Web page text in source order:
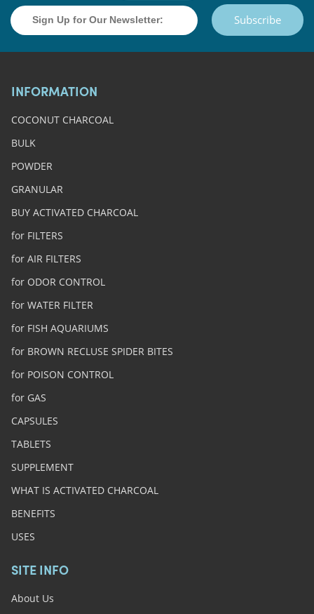
Subscribe
INFORMATION
COCONUT CHARCOAL
BULK
POWDER
GRANULAR
BUY ACTIVATED CHARCOAL
for FILTERS
for AIR FILTERS
for ODOR CONTROL
for WATER FILTER
for FISH AQUARIUMS
for BROWN RECLUSE SPIDER BITES
for POISON CONTROL
for GAS
CAPSULES
TABLETS
SUPPLEMENT
WHAT IS ACTIVATED CHARCOAL
BENEFITS
USES
SITE INFO
About Us